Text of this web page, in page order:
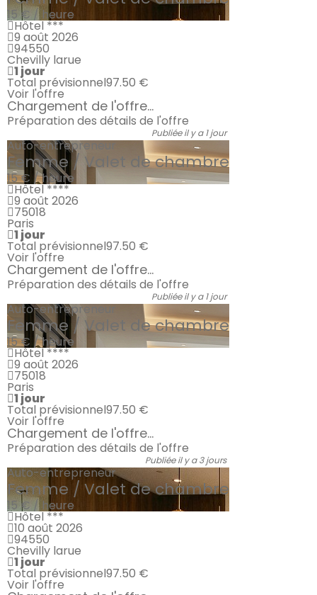
15 € / heure
Hôtel ***
9 août 2026
94550
Chevilly larue
1 jour
Total prévisionnel97.50 €
Voir l'offre
Chargement de l'offre...
Préparation des détails de l'offre
Publiée il y a 1 jour
Auto-entrepreneur
Femme / Valet de chambre
15 € / heure
Hôtel ****
9 août 2026
75018
Paris
1 jour
Total prévisionnel97.50 €
Voir l'offre
Chargement de l'offre...
Préparation des détails de l'offre
Publiée il y a 1 jour
Auto-entrepreneur
Femme / Valet de chambre
15 € / heure
Hôtel ****
9 août 2026
75018
Paris
1 jour
Total prévisionnel97.50 €
Voir l'offre
Chargement de l'offre...
Préparation des détails de l'offre
Publiée il y a 3 jours
Auto-entrepreneur
Femme / Valet de chambre
15 € / heure
Hôtel ***
10 août 2026
94550
Chevilly larue
1 jour
Total prévisionnel97.50 €
Voir l'offre